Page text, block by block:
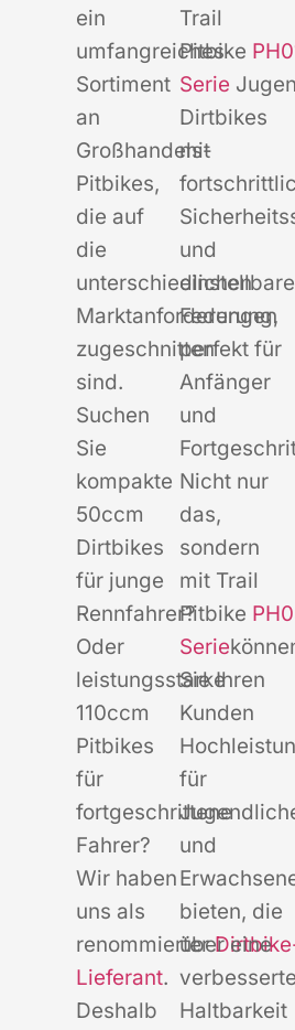
ein
umfangreiches
Sortiment
an
Großhandels-
Pitbikes,
die auf
die
unterschiedlichen
Marktanforderungen
zugeschnitten
sind.
Suchen
Sie
kompakte
50ccm
Dirtbikes
für junge
Rennfahrer?
Oder
leistungsstarke
110ccm
Pitbikes
für
fortgeschrittene
Fahrer?
Wir haben
uns als
renommierter
Lieferant.
Deshalb
Trail
Pitbike
Serie
Dirtbikes
mit
und
Federung,
perfekt für
Anfänger
und
Nicht nur
das,
sondern
mit Trail
Pitbike
Serie
Sie Ihren
Kunden
für
und
bieten, die
über eine
verbesserte
Haltbarkeit